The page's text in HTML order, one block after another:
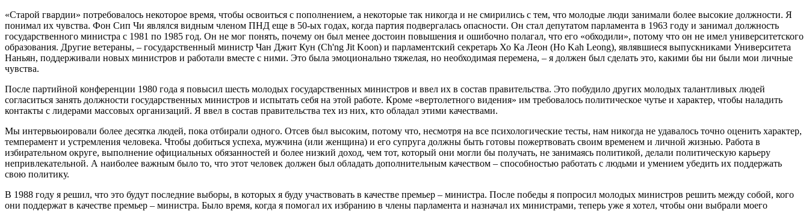
«Старой гвардии» потребовалось некоторое время, чтобы освоиться с пополнением, а некоторые так никогда и не смирились с тем, что молодые люди занимали более высокие должности. Я
понимал их чувства. Фон Сип Чи являлся видным членом ПНД еще в 50-ых годах, когда партия подвергалась опасности. Он стал депутатом парламента в 1963 году и занимал должность
государственного министра с 1981 по 1985 год. Он не мог понять, почему он был менее достоин повышения и ошибочно полагал, что его «обходили», потому что он не имел университетского
образования. Другие ветераны, – государственный министр Чан Джит Кун (Ch'ng Jit Koon) и парламентский секретарь Хо Ка Леон (Ho Kah Leong), являвшиеся выпускниками Университета
Наньян, поддерживали новых министров и работали вместе с ними. Это была эмоционально тяжелая, но необходимая перемена, – я должен был сделать это, какими бы ни были мои личные
чувства.
После партийной конференции 1980 года я повысил шесть молодых государственных министров и ввел их в состав правительства. Это побудило других молодых талантливых людей
согласиться занять должности государственных министров и испытать себя на этой работе. Кроме «вертолетного видения» им требовалось политическое чутье и характер, чтобы наладить
контакты с лидерами массовых организаций. Я ввел в состав правительства тех из них, кто обладал этими качествами.
Мы интервьюировали более десятка людей, пока отбирали одного. Отсев был высоким, потому что, несмотря на все психологические тесты, нам никогда не удавалось точно оценить характер,
темперамент и устремления человека. Чтобы добиться успеха, мужчина (или женщина) и его супруга должны быть готовы пожертвовать своим временем и личной жизнью. Работа в
избирательном округе, выполнение официальных обязанностей и более низкий доход, чем тот, который они могли бы получать, не занимаясь политикой, делали политическую карьеру
непривлекательной. А наиболее важным было то, что этот человек должен был обладать дополнительным качеством – способностью работать с людьми и умением убедить их поддержать
свою политику.
В 1988 году я решил, что это будут последние выборы, в которых я буду участвовать в качестве премьер – министра. После победы я попросил молодых министров решить между собой, кого
они поддержат в качестве премьер – министра. Было время, когда я помогал их избранию в члены парламента и назначал их министрами, теперь уже я хотел, чтобы они выбрали моего